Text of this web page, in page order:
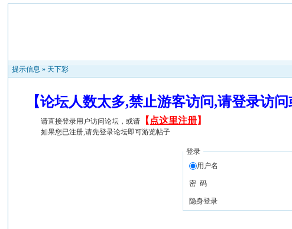
提示信息 » 天下彩
【论坛人数太多,禁止游客访问,请登录访
请直接登录用户访问论坛，或请 【 点这里注册】
如果您已注册,请先登录论坛即可游览帖子
登录
用户名
密 码
隐身登录